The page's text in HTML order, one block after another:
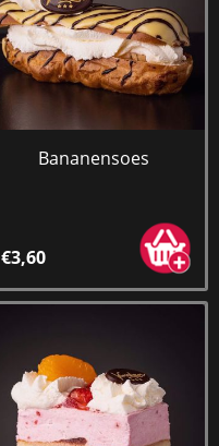
Bananensoes
€3,60